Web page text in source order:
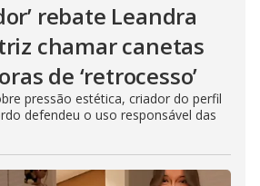
rebate Leandra
chamar canetas
de ‘retrocesso’
pressão estética, criador do perfil
defendeu o uso responsável das